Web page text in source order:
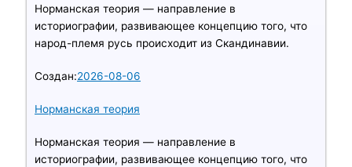
Норманская теория — направление в
историографии, развивающее концепцию того, что
народ-племя русь происходит из Скандинавии.
Создан:2026-08-06
Норманская теория
Норманская теория — направление в
историографии, развивающее концепцию того, что